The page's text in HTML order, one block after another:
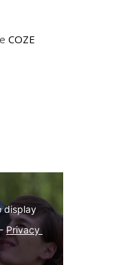
COZE
display
- Privacy